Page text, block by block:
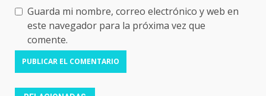
Guarda mi nombre, correo electrónico y web en
este navegador para la próxima vez que
comente.